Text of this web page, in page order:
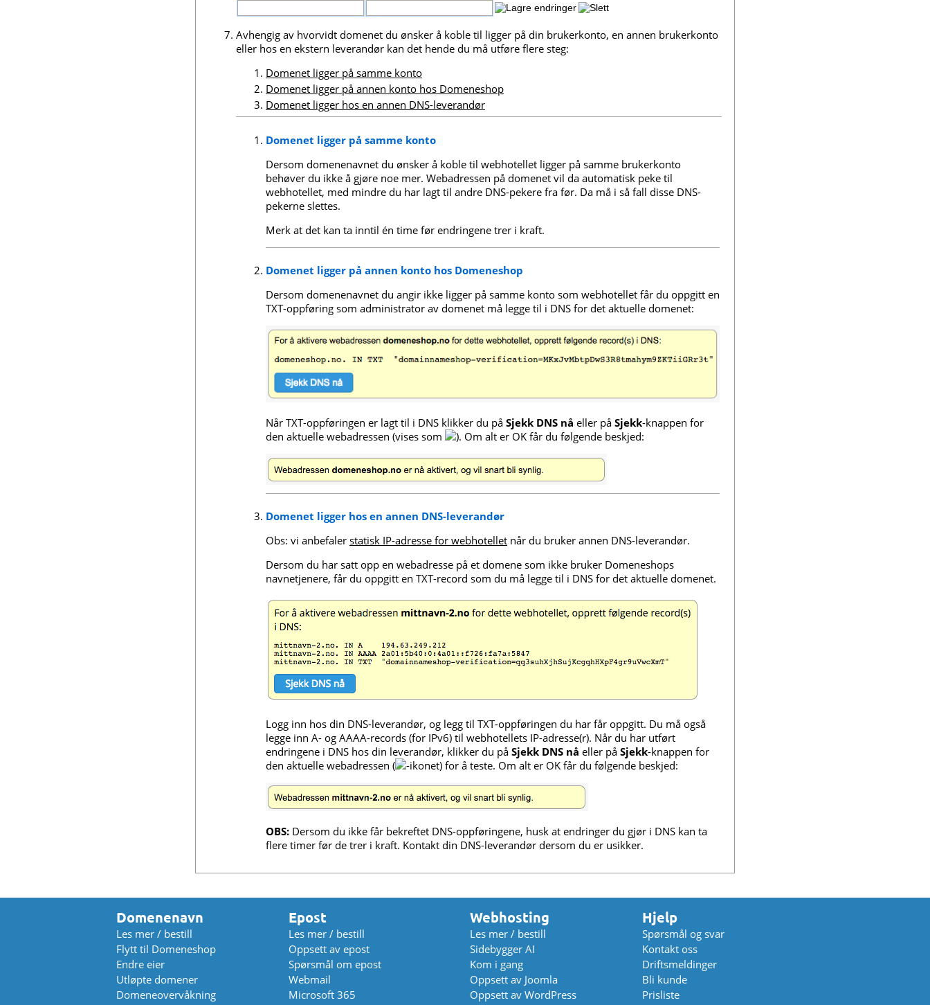
Avhengig av hvorvidt domenet du ønsker å koble til ligger på din brukerkonto, en annen brukerkonto
eller hos en ekstern leverandør kan det hende du må utføre flere steg:
Domenet ligger på samme konto
Domenet ligger på annen konto hos Domeneshop
Domenet ligger hos en annen DNS-leverandør
Domenet ligger på samme konto
Dersom domenenavnet du ønsker å koble til webhotellet ligger på samme brukerkonto
behøver du ikke å gjøre noe mer. Webadressen på domenet vil da automatisk peke til
webhotellet, med mindre du har lagt til andre DNS-pekere fra før. Da må i så fall disse DNS-
pekerne slettes.
Merk at det kan ta inntil én time før endringene trer i kraft.
Domenet ligger på annen konto hos Domeneshop
Dersom domenenavnet du angir ikke ligger på samme konto som webhotellet får du oppgitt en
TXT-oppføring som administrator av domenet må legge til i DNS for det aktuelle domenet:
Når TXT-oppføringen er lagt til i DNS klikker du på Sjekk DNS nå eller på Sjekk-knappen for
den aktuelle webadressen (vises som
). Om alt er OK får du følgende beskjed:
Domenet ligger hos en annen DNS-leverandør
Obs: vi anbefaler statisk IP-adresse for webhotellet når du bruker annen DNS-leverandør.
Dersom du har satt opp en webadresse på et domene som ikke bruker Domeneshops
navnetjenere, får du oppgitt en TXT-record som du må legge til i DNS for det aktuelle domenet.
Logg inn hos din DNS-leverandør, og legg til TXT-oppføringen du har får oppgitt. Du må også
legge inn A- og AAAA-records (for IPv6) til webhotellets IP-adresse(r). Når du har utført
endringene i DNS hos din leverandør, klikker du på Sjekk DNS nå eller på Sjekk-knappen for
den aktuelle webadressen (
-ikonet) for å teste. Om alt er OK får du følgende beskjed:
OBS: Dersom du ikke får bekreftet DNS-oppføringene, husk at endringer du gjør i DNS kan ta
flere timer før de trer i kraft. Kontakt din DNS-leverandør dersom du er usikker.
Domenenavn
Les mer / bestill
Flytt til Domeneshop
Endre eier
Utløpte domener
Domeneovervåkning
Epost
Les mer / bestill
Oppsett av epost
Spørsmål om epost
Webmail
Microsoft 365
Webhosting
Les mer / bestill
Sidebygger AI
Kom i gang
Oppsett av Joomla
Oppsett av WordPress
Hjelp
Spørsmål og svar
Kontakt oss
Driftsmeldinger
Bli kunde
Prisliste